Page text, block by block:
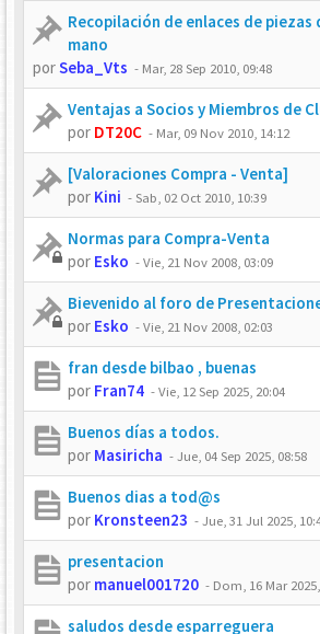
Recopilación de enlaces de piezas
mano
porSeba_Vts - Mar, 28 Sep 2010, 09:48
Ventajas a Socios y Miembros de
por DT20C - Mar, 09 Nov 2010, 14:12
[Valoraciones Compra - Venta]
por Kini -Sab, 02 Oct 2010, 10:39
Normas para Compra-Venta
por Esko -Vie, 21 Nov 2008, 03:09
Bievenido al foro de
por Esko -Vie, 21 Nov 2008, 02:03
fran desde bilbao , buenas
por Fran74 -Vie, 12 Sep 2025, 20:04
Buenos días a todos.
por Masiricha -Jue, 04 Sep 2025, 08:58
Buenos dias a tod@s
por Kronsteen23 -Jue, 31 Jul 2025,
presentacion
por manuel001720 - Dom, 16 Mar
saludos desde esparreguera